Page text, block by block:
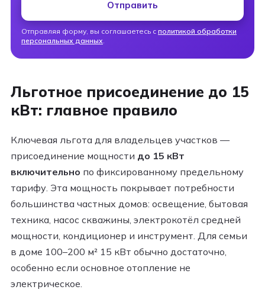
Отправить
Отправляя форму, вы соглашаетесь с политикой обработки
персональных данных
Льготное присоединение до 15
кВт: главное правило
Ключевая льгота для владельцев участков —
присоединение мощности до 15 кВт
включительно по фиксированному предельному
тарифу. Эта мощность покрывает потребности
большинства частных домов: освещение, бытовая
техника, насос скважины, электрокотёл средней
мощности, кондиционер и инструмент. Для семьи
в доме 100–200 м² 15 кВт обычно достаточно,
особенно если основное отопление не
электрическое.